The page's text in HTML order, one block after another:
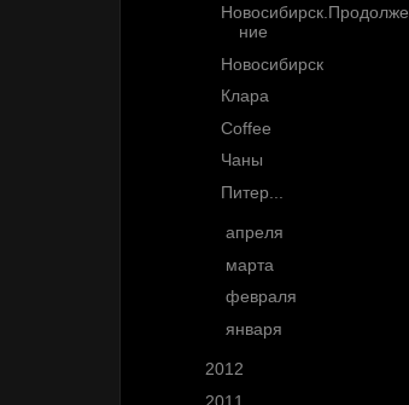
Новосибирск.Продолже
ние
Новосибирск
Клара
Coffee
Чаны
Питер...
апреля
марта
февраля
января
2012
2011